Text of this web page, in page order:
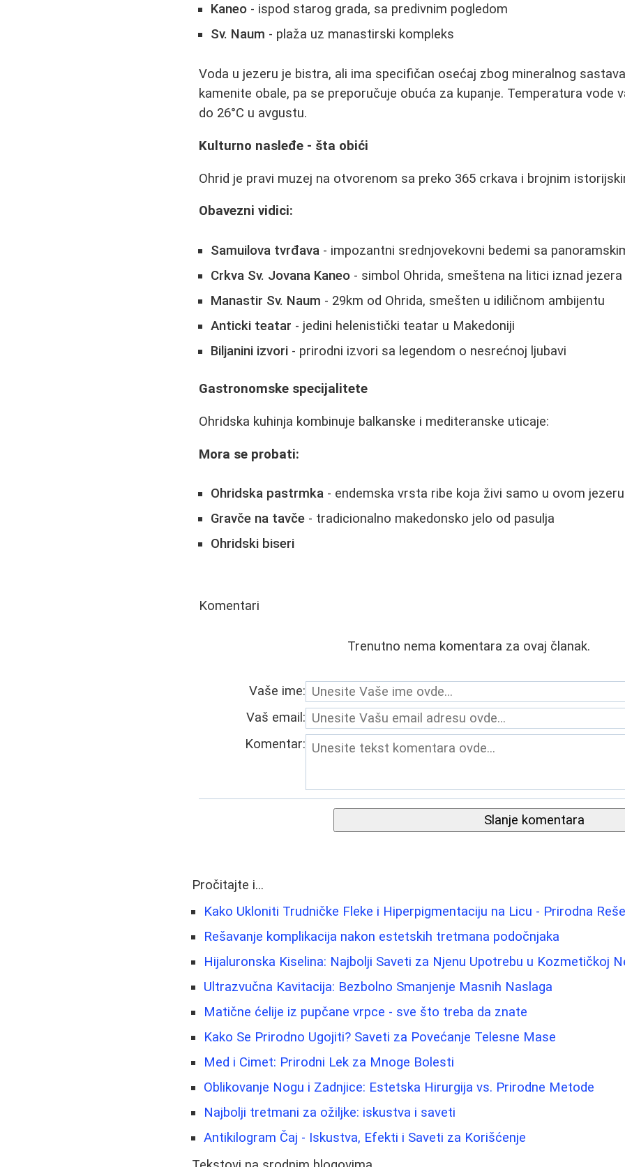
Kaneo - ispod starog grada, sa predivnim pogledom
Sv. Naum - plaža uz manastirski kompleks
Voda u jezeru je bistra, ali ima specifičan osećaj zbog mineralnog
kamenite obale, pa se preporučuje obuća za kupanje. Temperatura vode
do 26°C u avgustu.
Kulturno nasleđe - šta obići
Ohrid je pravi muzej na otvorenom sa preko 365 crkava i brojnim
Obavezni vidici:
Samuilova tvrđava - impozantni srednjovekovni bedemi sa
Crkva Sv. Jovana Kaneo - simbol Ohrida, smeštena na litici iznad jezera
Manastir Sv. Naum - 29km od Ohrida, smešten u idiličnom ambijentu
Anticki teatar - jedini helenistički teatar u Makedoniji
Biljanini izvori - prirodni izvori sa legendom o nesrećnoj ljubavi
Gastronomske specijalitete
Ohridska kuhinja kombinuje balkanske i mediteranske uticaje:
Mora se probati:
Ohridska pastrmka - endemska vrsta ribe koja živi samo u ovom jezeru
Gravče na tavče - tradicionalno makedonsko jelo od pasulja
Ohridski biseri
Komentari
Trenutno nema komentara za ovaj članak.
Vaše ime:
Vaš email:
Komentar:
Slanje komentara
Pročitajte i...
Kako Ukloniti Trudničke Fleke i Hiperpigmentaciju na Licu - Prirodna
Rešavanje komplikacija nakon estetskih tretmana podočnjaka
Hijaluronska Kiselina: Najbolji Saveti za Njenu Upotrebu u Kozmetičkoj
Ultrazvučna Kavitacija: Bezbolno Smanjenje Masnih Naslaga
Matične ćelije iz pupčane vrpce - sve što treba da znate
Kako Se Prirodno Ugojiti? Saveti za Povećanje Telesne Mase
Med i Cimet: Prirodni Lek za Mnoge Bolesti
Oblikovanje Nogu i Zadnjice: Estetska Hirurgija vs. Prirodne Metode
Najbolji tretmani za ožiljke: iskustva i saveti
Antikilogram Čaj - Iskustva, Efekti i Saveti za Korišćenje